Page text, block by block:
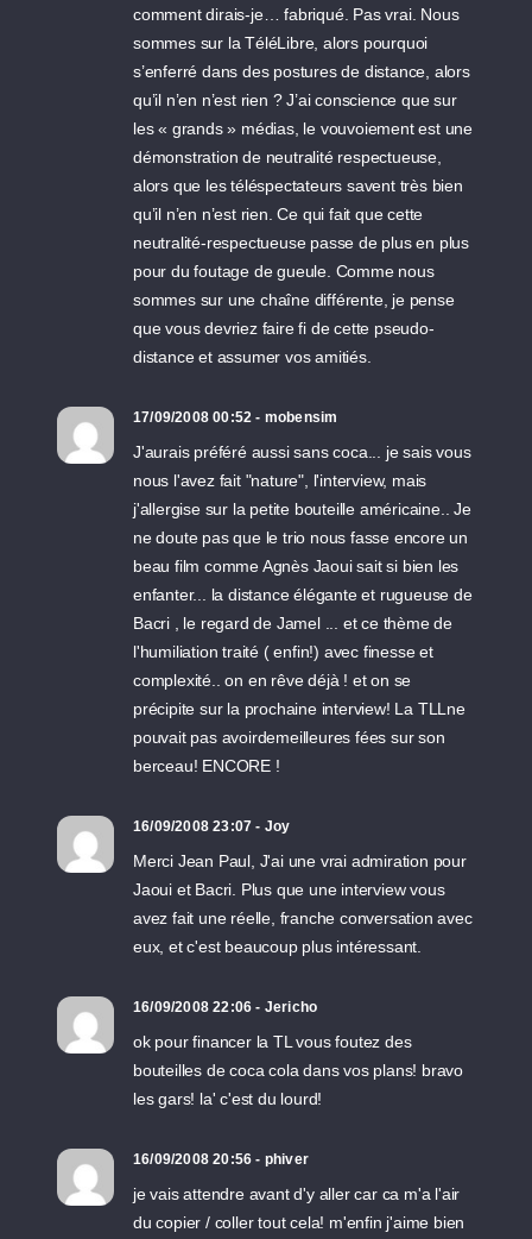
comment dirais-je… fabriqué. Pas vrai. Nous
sommes sur la TéléLibre, alors pourquoi
s’enferré dans des postures de distance, alors
qu’il n’en n’est rien ? J’ai conscience que sur
les « grands » médias, le vouvoiement est une
démonstration de neutralité respectueuse,
alors que les téléspectateurs savent très bien
qu’il n’en n’est rien. Ce qui fait que cette
neutralité-respectueuse passe de plus en plus
pour du foutage de gueule. Comme nous
sommes sur une chaîne différente, je pense
que vous devriez faire fi de cette pseudo-
distance et assumer vos amitiés.
17/09/2008 00:52 - mobensim
J'aurais préféré aussi sans coca... je sais vous
nous l'avez fait "nature", l'interview, mais
j'allergise sur la petite bouteille américaine.. Je
ne doute pas que le trio nous fasse encore un
beau film comme Agnès Jaoui sait si bien les
enfanter... la distance élégante et rugueuse de
Bacri , le regard de Jamel ... et ce thème de
l'humiliation traité ( enfin!) avec finesse et
complexité.. on en rêve déjà ! et on se
précipite sur la prochaine interview! La TLLne
pouvait pas avoirdemeilleures fées sur son
berceau! ENCORE !
16/09/2008 23:07 - Joy
Merci Jean Paul, J'ai une vrai admiration pour
Jaoui et Bacri. Plus que une interview vous
avez fait une réelle, franche conversation avec
eux, et c'est beaucoup plus intéressant.
16/09/2008 22:06 - Jericho
ok pour financer la TL vous foutez des
bouteilles de coca cola dans vos plans! bravo
les gars! la' c'est du lourd!
16/09/2008 20:56 - phiver
je vais attendre avant d'y aller car ca m'a l'air
du copier / coller tout cela! m'enfin j'aime bien